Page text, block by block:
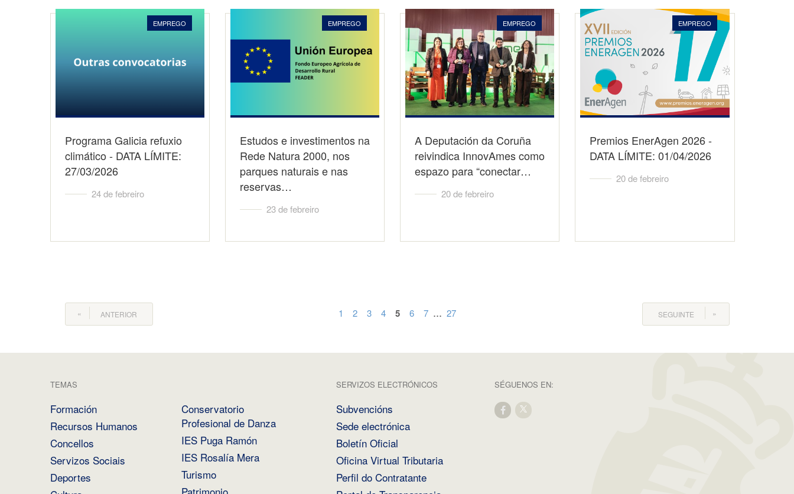
EMPREGO
Programa Galicia refuxio
climático - DATA LÍMITE:
27/03/2026
24 de febreiro
EMPREGO
Estudos e investimentos na
Rede Natura 2000, nos
parques naturais e nas
reservas…
23 de febreiro
EMPREGO
A Deputación da Coruña
reivindica InnovAmes como
espazo para “conectar…
20 de febreiro
EMPREGO
Premios EnerAgen 2026 -
DATA LÍMITE: 01/04/2026
20 de febreiro
ANTERIOR 1 2 3 4 5 6 7 ... 27 SEGUINTE
TEMAS
Formación
Recursos Humanos
Concellos
Servizos Sociais
Deportes
Conservatorio
Profesional de Danza
IES Puga Ramón
IES Rosalía Mera
Turismo
SERVIZOS ELECTRÓNICOS
Subvencións
Sede electrónica
Boletín Oficial
Oficina Virtual Tributaria
Perfil do Contratante
SÉGUENOS EN: